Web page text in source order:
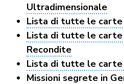
Ultradimensionale
Lista di tutte le carte
Lista di tutte le carte
Recondite
Lista di tutte le carte
Missioni segrete in